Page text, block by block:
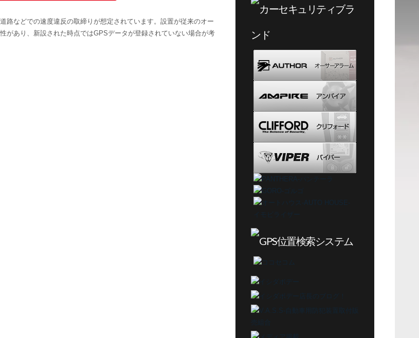
路などでの速度違反の取締りが想定されています。設置が従来のオー
があり、新設された時点ではGPSデータが登録されていない場合が考